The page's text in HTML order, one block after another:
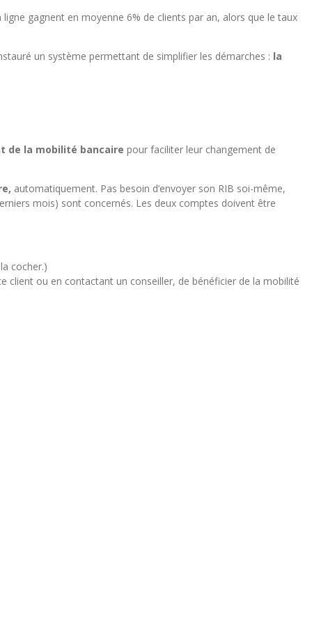
gagnent en moyenne 6% de clients par an, alors que le taux
un système permettant de simplifier les démarches : la
de la mobilité bancaire pour faciliter leur changement de
automatiquement. Pas besoin d’envoyer son RIB soi-même,
mois) sont concernés. Les deux comptes doivent être
cocher.)
ou en contactant un conseiller, de bénéficier de la mobilité